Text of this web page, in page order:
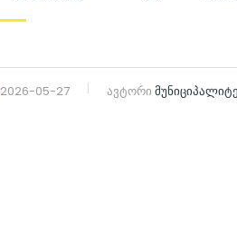
2026-05-27 ავტორი